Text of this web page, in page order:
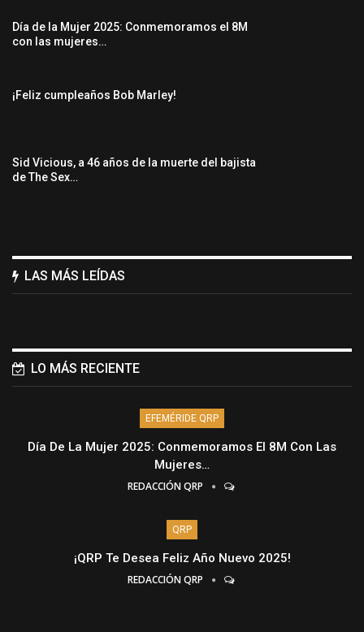
Día de la Mujer 2025: Conmemoramos el 8M
con las mujeres…
¡Feliz cumpleaños Bob Marley!
Sid Vicious, a 46 años de la muerte del bajista
de The Sex…
LAS MÁS LEÍDAS
LO MÁS RECIENTE
EFEMÉRIDE QRP
Día De La Mujer 2025: Conmemoramos El 8M Con Las
Mujeres…
REDACCIÓN QRP
QRP
¡QRP Te Desea Feliz Año Nuevo 2025!
REDACCIÓN QRP